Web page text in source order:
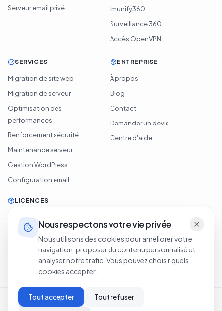
Serveur email privé
Imunify360
Surveillance 360
Accès OpenVPN
SERVICES
Migration de site web
Migration de serveur
Optimisation des
performances
Renforcement sécurité
Maintenance serveur
Gestion WordPress
Configuration email
LICENCES
cPanel
Softaculous
JetBackup
ENTREPRISE
À propos
Blog
Contact
Demander un devis
Centre d'aide
Conditions d'utilisation Politique de confidentialité
Politique de remboursement
Nous respectons votre vie privée
Nous utilisons des cookies pour améliorer votre
navigation, proposer du contenu personnalisé et
analyser notre trafic. Vous pouvez choisir quels
cookies accepter.
Tout accepter Tout refuser